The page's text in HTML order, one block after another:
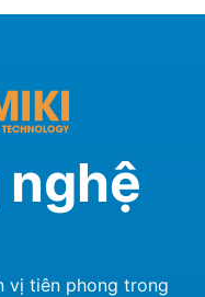
vị tiên phong trong